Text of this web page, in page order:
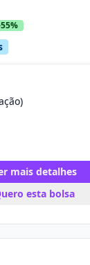
mais detalhes
esta bolsa